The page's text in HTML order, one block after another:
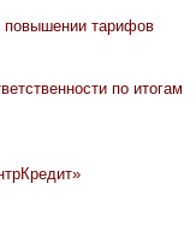
повышении тарифов
по итогам